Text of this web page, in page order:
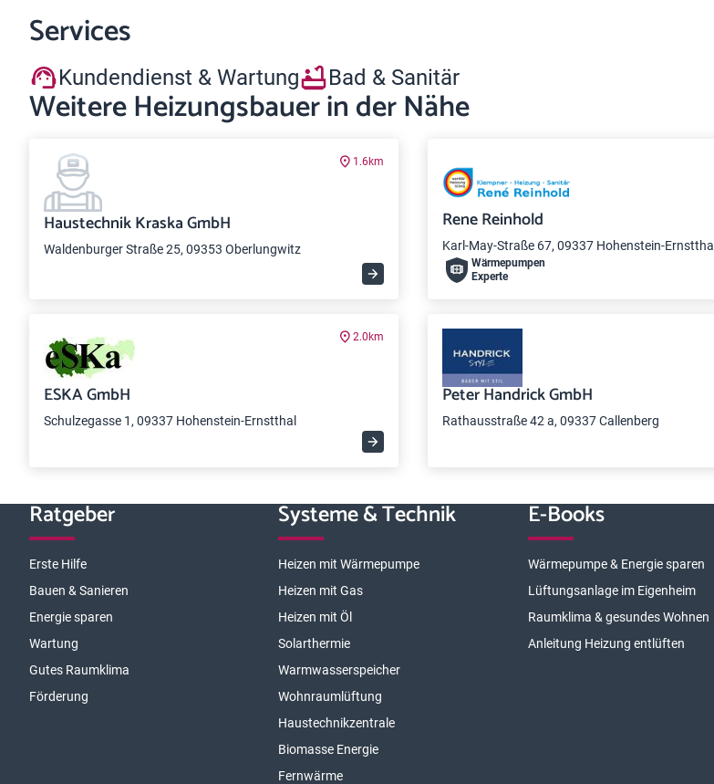
Services
Kundendienst & Wartung Bad & Sanitär
Weitere Heizungsbauer in der Nähe
1.6km
Haustechnik Kraska GmbH
Waldenburger Straße 25, 09353 Oberlungwitz
Rene Reinhold
Karl-May-Straße 67, 09337 Hohenstein-Ernstthal
Wärme­pumpen
Experte
2.0km
ESKA GmbH
Schulzegasse 1, 09337 Hohenstein-Ernstthal
Peter Handrick GmbH
Rathausstraße 42 a, 09337 Callenberg
Ratgeber
Erste Hilfe
Bauen & Sanieren
Energie sparen
Wartung
Gutes Raumklima
Förderung
Systeme & Technik
Heizen mit Wärmepumpe
Heizen mit Gas
Heizen mit Öl
Solarthermie
Warmwasserspeicher
Wohnraumlüftung
Haustechnikzentrale
Biomasse Energie
Fernwärme
E-Books
Wärmepumpe & Energie sparen
Lüftungsanlage im Eigenheim
Raumklima & gesundes Wohnen
Anleitung Heizung entlüften